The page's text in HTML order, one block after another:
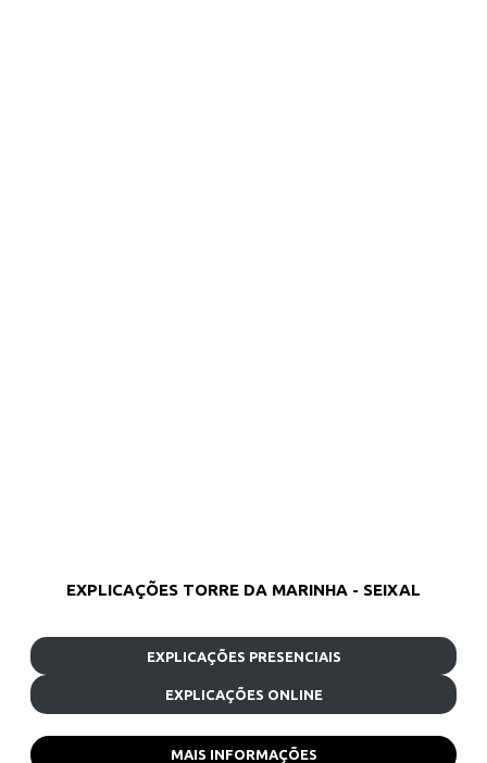
EXPLICAÇÕES TORRE DA MARINHA - SEIXAL
EXPLICAÇÕES PRESENCIAIS
EXPLICAÇÕES ONLINE
MAIS INFORMAÇÕES